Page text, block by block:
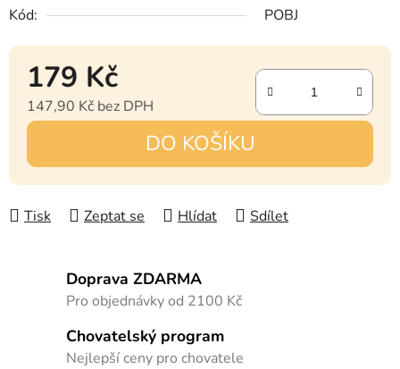
Kód:
POBJ
179 Kč
147,90 Kč bez DPH
Měrná cena:
DO KOŠÍKU
Tisk Zeptat se Hlídat Sdílet
Doprava ZDARMA
Pro objednávky od 2100 Kč
Chovatelský program
Nejlepší ceny pro chovatele